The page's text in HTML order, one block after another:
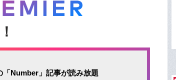
「Number」記事が読み放題